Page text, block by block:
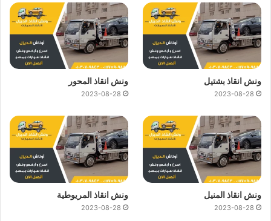
ونش انقاذ بشتيل
2023-08-28
ونش انقاذ المحور
2023-08-28
ونش انقاذ المنيل
2023-08-28
ونش انقاذ المريوطية
2023-08-28